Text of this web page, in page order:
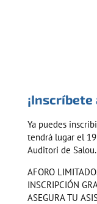
¡Inscríbete
Ya puedes
tendrá lugar el
Auditori de Salou.
AFORO
INSCRIPCIÓN
ASEGURA TU